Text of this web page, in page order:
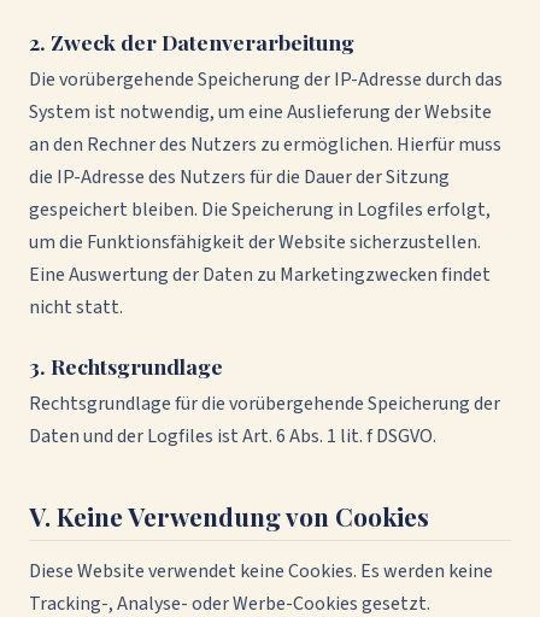
2. Zweck der Datenverarbeitung
Die vorübergehende Speicherung der IP-Adresse durch das
System ist notwendig, um eine Auslieferung der Website
an den Rechner des Nutzers zu ermöglichen. Hierfür muss
die IP-Adresse des Nutzers für die Dauer der Sitzung
gespeichert bleiben. Die Speicherung in Logfiles erfolgt,
um die Funktionsfähigkeit der Website sicherzustellen.
Eine Auswertung der Daten zu Marketingzwecken findet
nicht statt.
3. Rechtsgrundlage
Rechtsgrundlage für die vorübergehende Speicherung der
Daten und der Logfiles ist Art. 6 Abs. 1 lit. f DSGVO.
V. Keine Verwendung von Cookies
Diese Website verwendet keine Cookies. Es werden keine
Tracking-, Analyse- oder Werbe-Cookies gesetzt.